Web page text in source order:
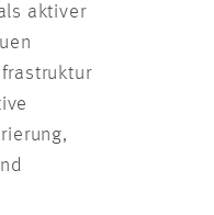
aktiver